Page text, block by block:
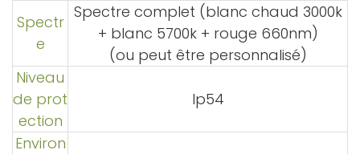
Spectr
e
Spectre complet (blanc chaud 3000k
+ blanc 5700k + rouge 660nm)
(ou peut être personnalisé)
Niveau
de prot
ection
Ip54
Environ